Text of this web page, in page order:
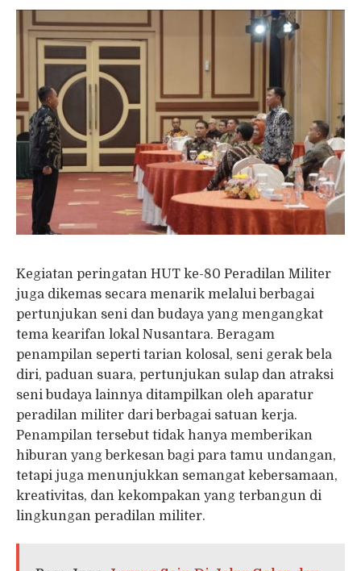
Kegiatan peringatan HUT ke-80 Peradilan Militer
juga dikemas secara menarik melalui berbagai
pertunjukan seni dan budaya yang mengangkat
tema kearifan lokal Nusantara. Beragam
penampilan seperti tarian kolosal, seni gerak bela
diri, paduan suara, pertunjukan sulap dan atraksi
seni budaya lainnya ditampilkan oleh aparatur
peradilan militer dari berbagai satuan kerja.
Penampilan tersebut tidak hanya memberikan
hiburan yang berkesan bagi para tamu undangan,
tetapi juga menunjukkan semangat kebersamaan,
kreativitas, dan kekompakan yang terbangun di
lingkungan peradilan militer.